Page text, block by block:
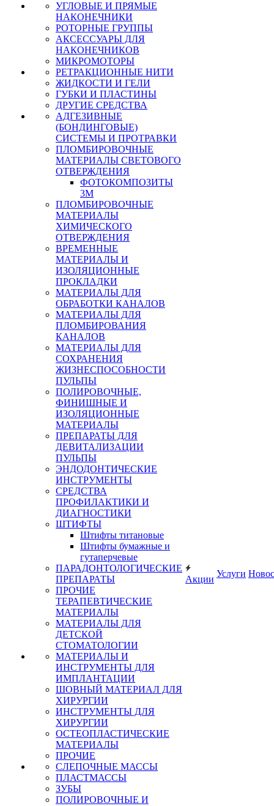
УГЛОВЫЕ И ПРЯМЫЕ
НАКОНЕЧНИКИ
РОТОРНЫЕ ГРУППЫ
АКСЕССУАРЫ ДЛЯ
НАКОНЕЧНИКОВ
МИКРОМОТОРЫ
РЕТРАКЦИОННЫЕ НИТИ
ЖИДКОСТИ И ГЕЛИ
ГУБКИ И ПЛАСТИНЫ
ДРУГИЕ СРЕДСТВА
АДГЕЗИВНЫЕ
(БОНДИНГОВЫЕ)
СИСТЕМЫ И ПРОТРАВКИ
ПЛОМБИРОВОЧНЫЕ
МАТЕРИАЛЫ СВЕТОВОГО
ОТВЕРЖДЕНИЯ
ФОТОКОМПОЗИТЫ
3М
ПЛОМБИРОВОЧНЫЕ
МАТЕРИАЛЫ
ХИМИЧЕСКОГО
ОТВЕРЖДЕНИЯ
ВРЕМЕННЫЕ
МАТЕРИАЛЫ И
ИЗОЛЯЦИОННЫЕ
ПРОКЛАДКИ
МАТЕРИАЛЫ ДЛЯ
ОБРАБОТКИ КАНАЛОВ
МАТЕРИАЛЫ ДЛЯ
ПЛОМБИРОВАНИЯ
КАНАЛОВ
МАТЕРИАЛЫ ДЛЯ
СОХРАНЕНИЯ
ЖИЗНЕСПОСОБНОСТИ
ПУЛЬПЫ
ПОЛИРОВОЧНЫЕ,
ФИНИШНЫЕ И
ИЗОЛЯЦИОННЫЕ
МАТЕРИАЛЫ
ПРЕПАРАТЫ ДЛЯ
ДЕВИТАЛИЗАЦИИ
ПУЛЬПЫ
ЭНДОДОНТИЧЕСКИЕ
ИНСТРУМЕНТЫ
СРЕДСТВА
ПРОФИЛАКТИКИ И
ДИАГНОСТИКИ
ШТИФТЫ
Штифты титановые
Штифты бумажные и
гутаперчевые
ПАРАДОНТОЛОГИЧЕСКИЕ
ПРЕПАРАТЫ
ПРОЧИЕ
ТЕРАПЕВТИЧЕСКИЕ
МАТЕРИАЛЫ
МАТЕРИАЛЫ ДЛЯ
ДЕТСКОЙ
СТОМАТОЛОГИИ
МАТЕРИАЛЫ И
ИНСТРУМЕНТЫ ДЛЯ
ИМПЛАНТАЦИИ
ШОВНЫЙ МАТЕРИАЛ ДЛЯ
ХИРУРГИИ
ИНСТРУМЕНТЫ ДЛЯ
ХИРУРГИИ
ОСТЕОПЛАСТИЧЕСКИЕ
МАТЕРИАЛЫ
ПРОЧИЕ
СЛЕПОЧНЫЕ МАССЫ
ПЛАСТМАССЫ
ЗУБЫ
ПОЛИРОВОЧНЫЕ И
Акции
Услуги